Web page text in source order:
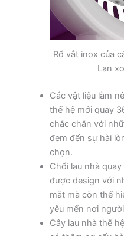
Rổ vắt inox của
Lan
Các vật liệu làm
thế hệ mới quay
chắc chắn với
đem đến sự hài
chọn.
Chổi lau nhà
được design với
mắt mà còn thể
yêu mến nơi
Cây lau nhà thế